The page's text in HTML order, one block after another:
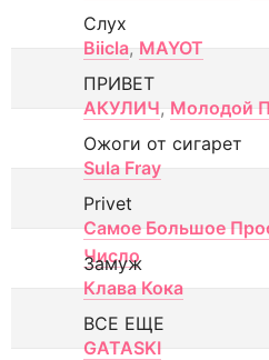
Слух
Biicla, MAYOT
ПРИВЕТ
АКУЛИЧ, Молодой
Ожоги от сигарет
Sula Fray
Privet
Самое Большое
Число
Замуж
Клава Кока
ВСЕ ЕЩЕ
GATASKI